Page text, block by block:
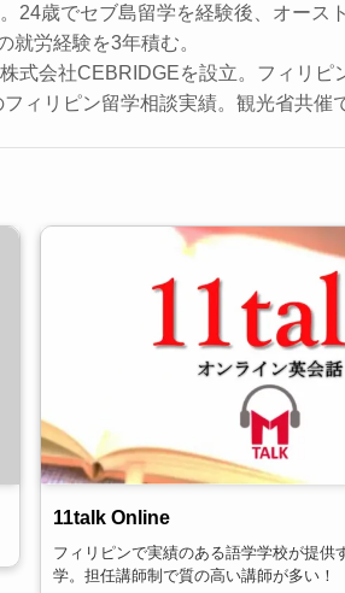
24歳でセブ島留学を経験後、オース
就労経験を3年積む。
式会社CEBRIDGEを設立。フィリピ
ィリピン留学相談実績。観光省共催
11talk Online
フィリピンで実績のある語学学校が提供
学。担任講師制で質の高い講師が多い！